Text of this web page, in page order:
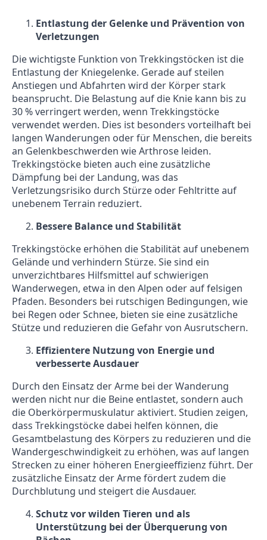
Entlastung der Gelenke und Prävention von
Verletzungen
Die wichtigste Funktion von Trekkingstöcken ist die
Entlastung der Kniegelenke. Gerade auf steilen
Anstiegen und Abfahrten wird der Körper stark
beansprucht. Die Belastung auf die Knie kann bis zu
30 % verringert werden, wenn Trekkingstöcke
verwendet werden. Dies ist besonders vorteilhaft bei
langen Wanderungen oder für Menschen, die bereits
an Gelenkbeschwerden wie Arthrose leiden.
Trekkingstöcke bieten auch eine zusätzliche
Dämpfung bei der Landung, was das
Verletzungsrisiko durch Stürze oder Fehltritte auf
unebenem Terrain reduziert.
Bessere Balance und Stabilität
Trekkingstöcke erhöhen die Stabilität auf unebenem
Gelände und verhindern Stürze. Sie sind ein
unverzichtbares Hilfsmittel auf schwierigen
Wanderwegen, etwa in den Alpen oder auf felsigen
Pfaden. Besonders bei rutschigen Bedingungen, wie
bei Regen oder Schnee, bieten sie eine zusätzliche
Stütze und reduzieren die Gefahr von Ausrutschern.
Effizientere Nutzung von Energie und
verbesserte Ausdauer
Durch den Einsatz der Arme bei der Wanderung
werden nicht nur die Beine entlastet, sondern auch
die Oberkörpermuskulatur aktiviert. Studien zeigen,
dass Trekkingstöcke dabei helfen können, die
Gesamtbelastung des Körpers zu reduzieren und die
Wandergeschwindigkeit zu erhöhen, was auf langen
Strecken zu einer höheren Energieeffizienz führt. Der
zusätzliche Einsatz der Arme fördert zudem die
Durchblutung und steigert die Ausdauer.
Schutz vor wilden Tieren und als
Unterstützung bei der Überquerung von